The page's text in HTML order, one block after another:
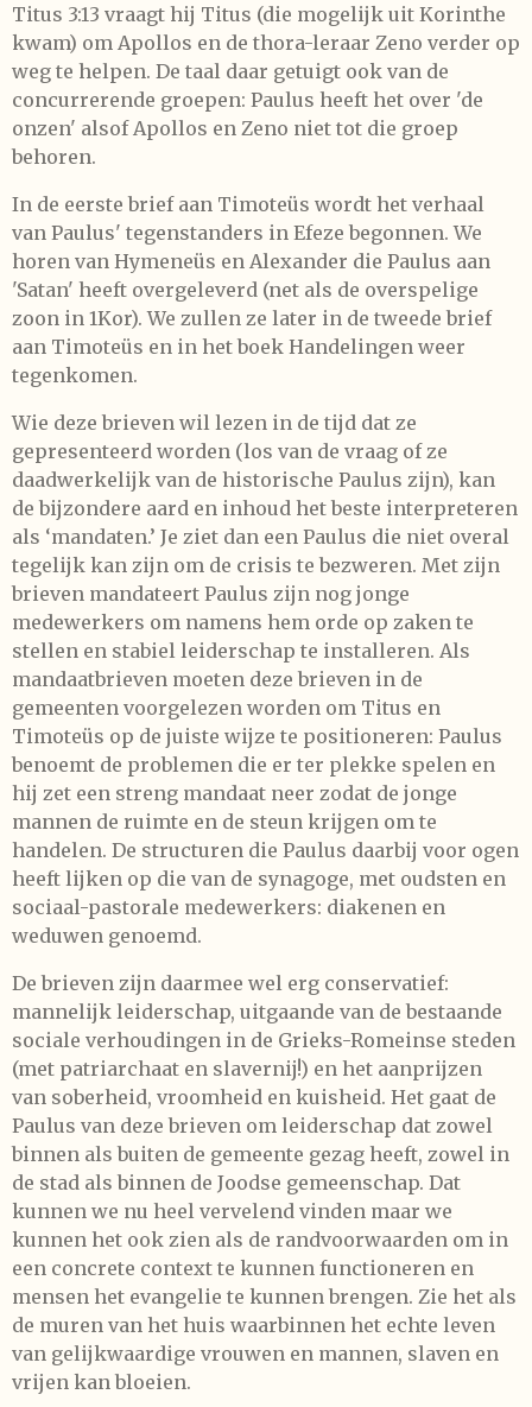
Titus 3:13 vraagt hij Titus (die mogelijk uit Korinthe
kwam) om Apollos en de thora-leraar Zeno verder op
weg te helpen. De taal daar getuigt ook van de
concurrerende groepen: Paulus heeft het over 'de
onzen' alsof Apollos en Zeno niet tot die groep
behoren.
In de eerste brief aan Timoteüs wordt het verhaal
van Paulus' tegenstanders in Efeze begonnen. We
horen van Hymeneüs en Alexander die Paulus aan
'Satan' heeft overgeleverd (net als de overspelige
zoon in 1Kor). We zullen ze later in de tweede brief
aan Timoteüs en in het boek Handelingen weer
tegenkomen.
Wie deze brieven wil lezen in de tijd dat ze
gepresenteerd worden (los van de vraag of ze
daadwerkelijk van de historische Paulus zijn), kan
de bijzondere aard en inhoud het beste interpreteren
als ‘mandaten.’ Je ziet dan een Paulus die niet overal
tegelijk kan zijn om de crisis te bezweren. Met zijn
brieven mandateert Paulus zijn nog jonge
medewerkers om namens hem orde op zaken te
stellen en stabiel leiderschap te installeren. Als
mandaatbrieven moeten deze brieven in de
gemeenten voorgelezen worden om Titus en
Timoteüs op de juiste wijze te positioneren: Paulus
benoemt de problemen die er ter plekke spelen en
hij zet een streng mandaat neer zodat de jonge
mannen de ruimte en de steun krijgen om te
handelen. De structuren die Paulus daarbij voor ogen
heeft lijken op die van de synagoge, met oudsten en
sociaal-pastorale medewerkers: diakenen en
weduwen genoemd.
De brieven zijn daarmee wel erg conservatief:
mannelijk leiderschap, uitgaande van de bestaande
sociale verhoudingen in de Grieks-Romeinse steden
(met patriarchaat en slavernij!) en het aanprijzen
van soberheid, vroomheid en kuisheid. Het gaat de
Paulus van deze brieven om leiderschap dat zowel
binnen als buiten de gemeente gezag heeft, zowel in
de stad als binnen de Joodse gemeenschap. Dat
kunnen we nu heel vervelend vinden maar we
kunnen het ook zien als de randvoorwaarden om in
een concrete context te kunnen functioneren en
mensen het evangelie te kunnen brengen. Zie het als
de muren van het huis waarbinnen het echte leven
van gelijkwaardige vrouwen en mannen, slaven en
vrijen kan bloeien.